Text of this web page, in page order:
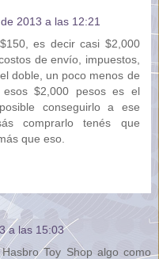
2013 a las 12:21
es decir casi $2,000
de envío, impuestos,
doble, un poco menos de
esos $2,000 pesos es el
conseguirlo a ese
comprarlo tenés que
que eso.
a las 15:03
Toy Shop algo como